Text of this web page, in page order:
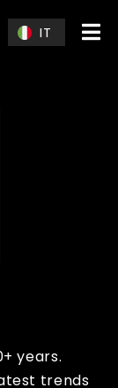
IT
years.
trends